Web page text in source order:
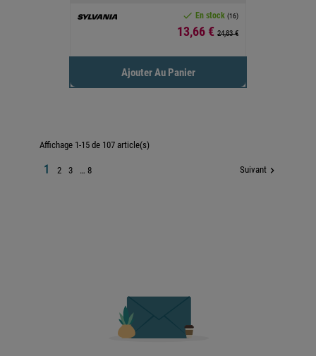
 En stock (16)
Prix
13,66 € 24,83 €
Ajouter Au Panier
Affichage 1-15 de 107 article(s)
1 2 3 … 8 Suivant 